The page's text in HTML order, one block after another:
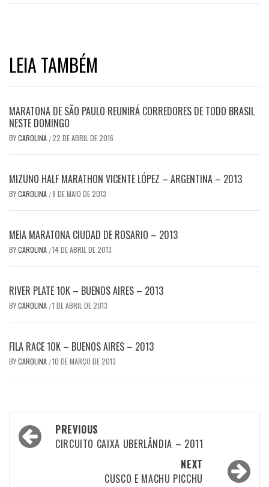
LEIA TAMBÉM
MARATONA DE SÃO PAULO REUNIRÁ CORREDORES DE TODO BRASIL
NESTE DOMINGO
BYCAROLINA /22 DE ABRIL DE 2016
MIZUNO HALF MARATHON VICENTE LÓPEZ – ARGENTINA – 2013
BYCAROLINA /8 DE MAIO DE 2013
MEIA MARATONA CIUDAD DE ROSARIO – 2013
BYCAROLINA /14 DE ABRIL DE 2013
RIVER PLATE 10K – BUENOS AIRES – 2013
BYCAROLINA /1 DE ABRIL DE 2013
FILA RACE 10K – BUENOS AIRES – 2013
BYCAROLINA /10 DE MARÇO DE 2013
Post
navigation
PREVIOUS
CIRCUITO CAIXA UBERLÂNDIA – 2011
NEXT
CUSCO E MACHU PICCHU